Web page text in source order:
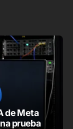
de Meta
prueba